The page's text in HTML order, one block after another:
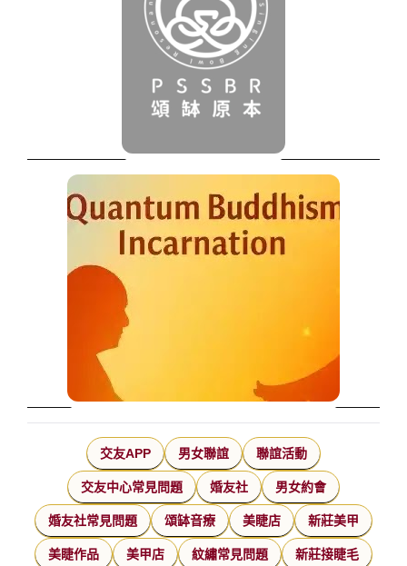
交友APP 男女聯誼 聯誼活動
交友中心常見問題 婚友社 男女約會
婚友社常見問題 頌缽音療 美睫店 新莊美甲
美睫作品 美甲店 紋繡常見問題 新莊接睫毛